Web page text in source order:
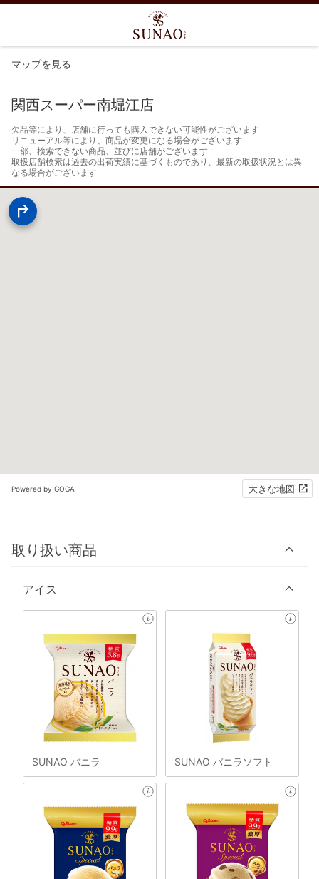
マップを見る
関西スーパー南堀江店
欠品等により、店舗に行っても購入できない可能性がございます
リニューアル等により、商品が変更になる場合がございます
一部、検索できない商品、並びに店舗がございます
取扱店舗検索は過去の出荷実績に基づくものであり、最新の取扱状況とは異
なる場合がございます
Powered by GOGA 大きな地図
取り扱い商品
アイス
SUNAO バニラ SUNAO バニラソフト